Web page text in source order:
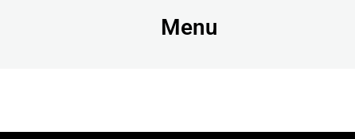
Menu